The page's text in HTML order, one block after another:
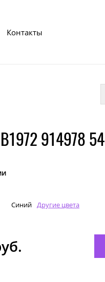
Контакты
914978 54
Синий Другие цвета